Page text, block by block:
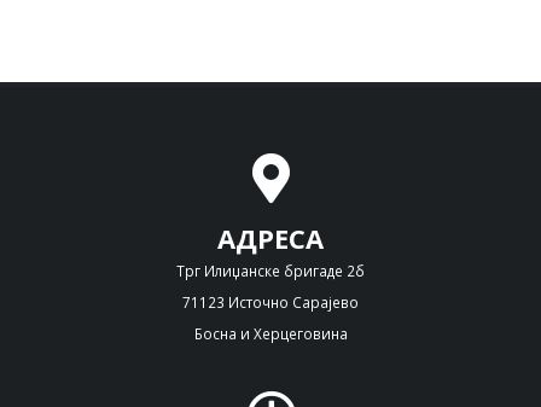
АДРЕСА
Трг Илиџанске бригаде 2б
71123 Источно Сарајево
Босна и Херцеговина